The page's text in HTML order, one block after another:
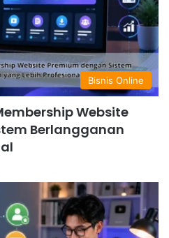
Bisnis Online
Website
Berlangganan